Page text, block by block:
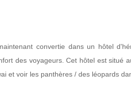
convertie dans un hôtel
des voyageurs. Cet hôtel est situé
et voir les panthères / des léopards